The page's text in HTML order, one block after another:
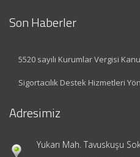
Son Haberler
5520 sayılı Kurumlar Vergisi
Sigortacılık Destek Hizmetleri
Adresimiz
Yukarı Mah. Tavuskuşu